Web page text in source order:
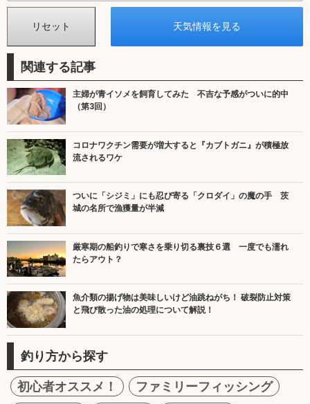
関連する記事
主婦が青イソメを飼育してみた 不吉な予感がついに的中
（第3回）
コロナワクチン需要が増大すると『カブトガニ』が積極放
流されるワケ
ついに「シジミ」にも忍び寄る「クロダイ」の魔の手 茨
城の名所で漁獲量が半減
厳寒期の船釣りで寒さを乗り切る裏技６選 一度でも濡れ
たらアウト？
魚介類の揚げ物は美味しいけど油跳ねがち！ 破裂防止対策
と飛び散った油の処理について解説！
釣り方から探す
初心者オススメ！
ファミリーフィッシング